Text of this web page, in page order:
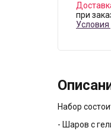
при
Условия
Набор
- Шаров с